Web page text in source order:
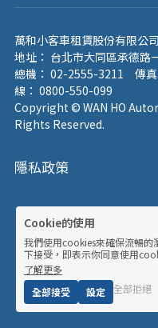
萬和小客車租賃股份有限公
地址： 台北市大同區承德路
總機： 02-2555-3211　傳
線： 0800-550-099
Copyright © WAN HO
隱私政策
Cookie的使用
我們使用cookies來確保流暢的
下接受，即表示你同意使用
了解更多
全部接受
設定 全部拒絕